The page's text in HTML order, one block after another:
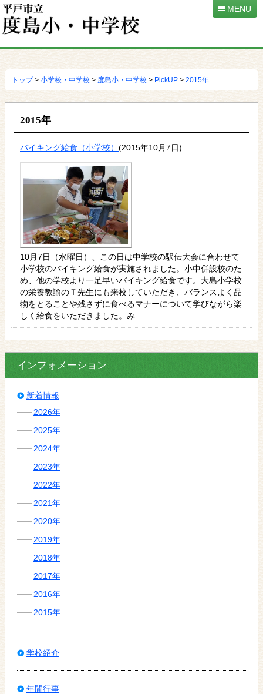
移
MENU
トップ> 小学校・中学校 > 度島小・中学校 > PickUP > 2015年
2015年
バイキング給食（小学校） (2015年10月7日)
10月7日（水曜日）、この日は中学校の駅伝大会に合わせて
小学校のバイキング給食が実施されました。小中併設校のた
め、他の学校より一足早いバイキング給食です。大島小学校
の栄養教諭のＴ先生にも来校していただき、バランスよく品
物をとることや残さずに食べるマナーについて学びながら楽
しく給食をいただきました。み..
インフォメーション
新着情報
2026年
2025年
2024年
2023年
2022年
2021年
2020年
2019年
2018年
2017年
2016年
2015年
学校紹介
年間行事